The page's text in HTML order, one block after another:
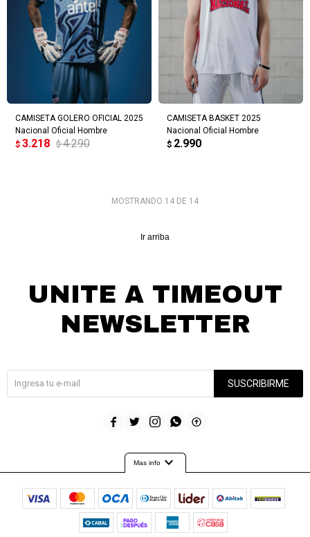
CAMISETA GOLERO OFICIAL 2025
Nacional Oficial Hombre
$ 3.218 $ 4.290
CAMISETA BASKET 2025
Nacional Oficial Hombre
$ 2.990
MOSTRANDO 14 DE 14
Ir arriba
UNITE A TIMEOUT
NEWSLETTER
SUSCRIBIRME
    
Mas infoexpand_more